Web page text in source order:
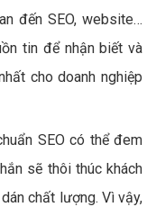
đến SEO, website…
tin để nhận biết và
cho doanh nghiệp
SEO có thể đem
sẽ thôi thúc khách
chất lượng. Vì vậy,